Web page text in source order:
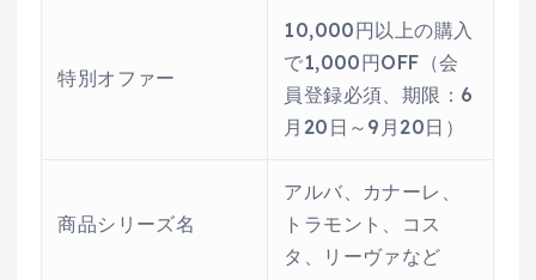
特別オファー
10,000円以上の購入
で1,000円OFF（会
員登録必須、期限：6
月20日～9月20日）
商品シリーズ名
アルバ、カナーレ、
トラモント、コス
タ、リーヴァなど